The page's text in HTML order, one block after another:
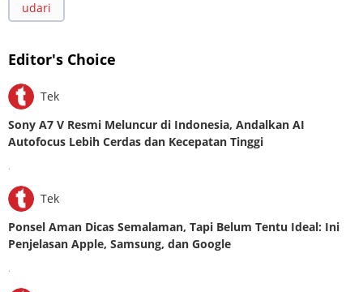
udari
Editor's Choice
Tek
Sony A7 V Resmi Meluncur di Indonesia, Andalkan AI
Autofocus Lebih Cerdas dan Kecepatan Tinggi
Tek
Ponsel Aman Dicas Semalaman, Tapi Belum Tentu Ideal: Ini
Penjelasan Apple, Samsung, dan Google